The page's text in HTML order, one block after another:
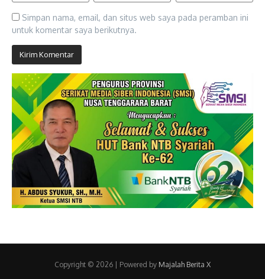
Simpan nama, email, dan situs web saya pada peramban ini
untuk komentar saya berikutnya.
Copyright © 2026 | Powered by Majalah Berita X